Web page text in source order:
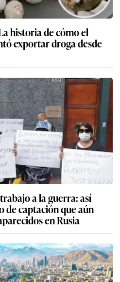
historia de cómo el
exportar droga desde
a la guerra: así
de captación que aún
en Rusia